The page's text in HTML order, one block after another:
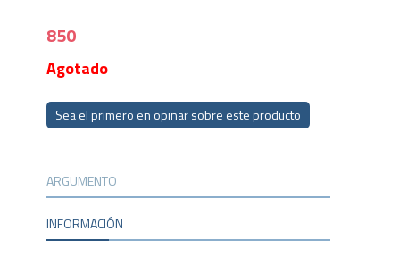
850
Agotado
Sea el primero en opinar sobre este producto
ARGUMENTO
INFORMACIÓN